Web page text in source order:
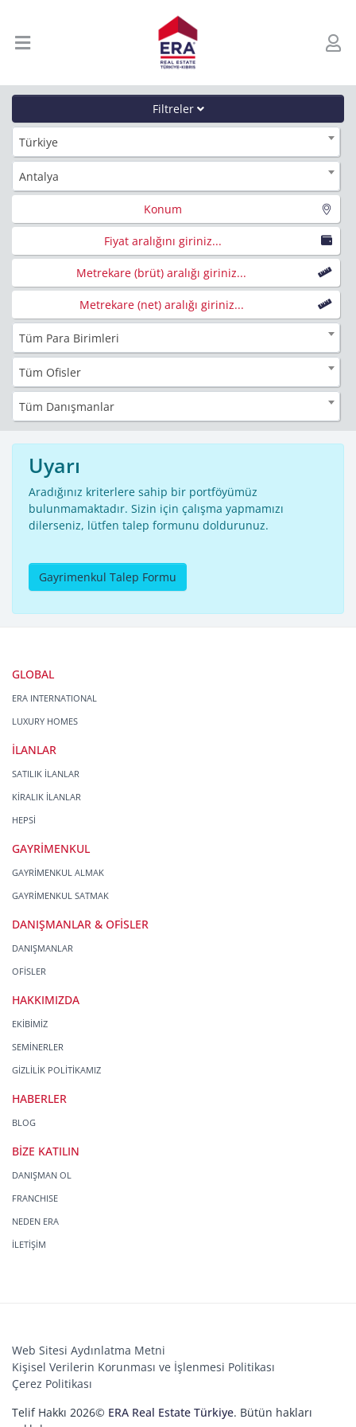
Filtreler
Türkiye
Antalya
Konum
Fiyat aralığını giriniz...
Metrekare (brüt) aralığı giriniz...
Metrekare (net) aralığı giriniz...
Tüm Para Birimleri
Tüm Ofisler
Tüm Danışmanlar
Uyarı
Aradığınız kriterlere sahip bir portföyümüz
bulunmamaktadır. Sizin için çalışma yapmamızı
dilerseniz, lütfen talep formunu doldurunuz.
Gayrimenkul Talep Formu
GLOBAL
ERA INTERNATIONAL
LUXURY HOMES
İLANLAR
SATILIK İLANLAR
KİRALIK İLANLAR
HEPSİ
GAYRİMENKUL
GAYRİMENKUL ALMAK
GAYRİMENKUL SATMAK
DANIŞMANLAR & OFİSLER
DANIŞMANLAR
OFİSLER
HAKKIMIZDA
EKİBİMİZ
SEMİNERLER
GİZLİLİK POLİTİKAMIZ
HABERLER
BLOG
BİZE KATILIN
DANIŞMAN OL
FRANCHISE
NEDEN ERA
İLETİŞİM
Web Sitesi Aydınlatma Metni
Kişisel Verilerin Korunması ve İşlenmesi Politikası
Çerez Politikası
Telif Hakkı 2026© ERA Real Estate Türkiye. Bütün hakları